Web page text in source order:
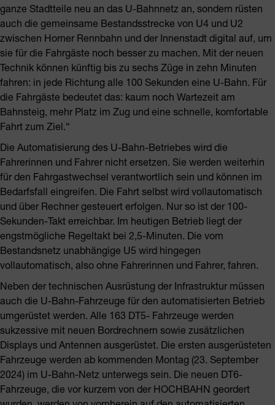
ganze Stadtteile neu an das U-Bahnnetz an, sondern rüsten
auch die gemeinsame Bestandsstrecke von U4 und U2
zwischen Horner Rennbahn und der Innenstadt digital auf, um
sie für die Fahrgäste noch besser zu machen. Mit der neuen
Technik können künftig bis zu sechs Züge in zehn Minuten
fahren: in jede Richtung alle 100 Sekunden eine U-Bahn. Für
die Fahrgäste bedeutet das: kaum noch Wartezeit am
Bahnsteig, mehr Platz im Zug und eine schnelle, komfortable
Fahrt zum Ziel.“
Die Automatisierung des U-Bahn-Betriebes wird die
Fahrerinnen und Fahrer nicht ersetzen. Sie werden weiterhin
für den Fahrgastwechsel verantwortlich sein und können im
Bedarfsfall eingreifen. Die Fahrt selbst wird vollautomatisch
und über Rechner gesteuert erfolgen. Nur so ist der 100-
Sekunden-Takt erreichbar. Im heutigen Betrieb liegt der
engstmögliche Regeltakt bei 2,5-Minuten. Die vom
Bestandsnetz unabhängige U5 wird hingegen
vollautomatisch, also ohne Fahrerinnen und Fahrer, fahren.
Neben der technischen Ausrüstung der Infrastruktur müssen
auch die U-Bahn-Fahrzeuge für den automatisierten Betrieb
umgerüstet werden. Alle 163 DT5- Fahrzeuge werden
sukzessive mit neuen Bordrechnern sowie zusätzlichen
Displays und Antennen ausgerüstet. Die ersten ausgerüsteten
Fahrzeuge werden ab kommenden Montag (23. September
2024) im U-Bahn-Netz unterwegs sein. Die neuen DT6-
Fahrzeuge, die vor kurzem von der HOCHBAHN geordert